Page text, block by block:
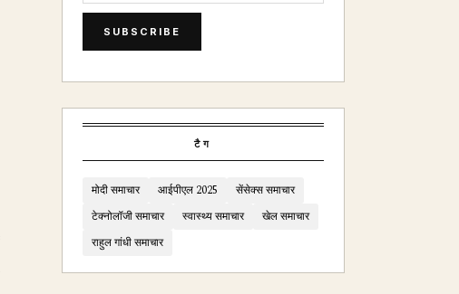
SUBSCRIBE
टैग
मोदी समाचार आईपीएल 2025
सेंसेक्स समाचार
टेक्नोलॉजी समाचार
स्वास्थ्य समाचार
खेल समाचार
राहुल गांधी समाचार